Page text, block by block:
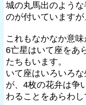
城の丸馬出のよう
のが付いていますが
これもなかなか意味
6亡星はいて座をあ
たちもいます。
いて座はいろいろ
が、4枚の花弁は争
わることをあらわし